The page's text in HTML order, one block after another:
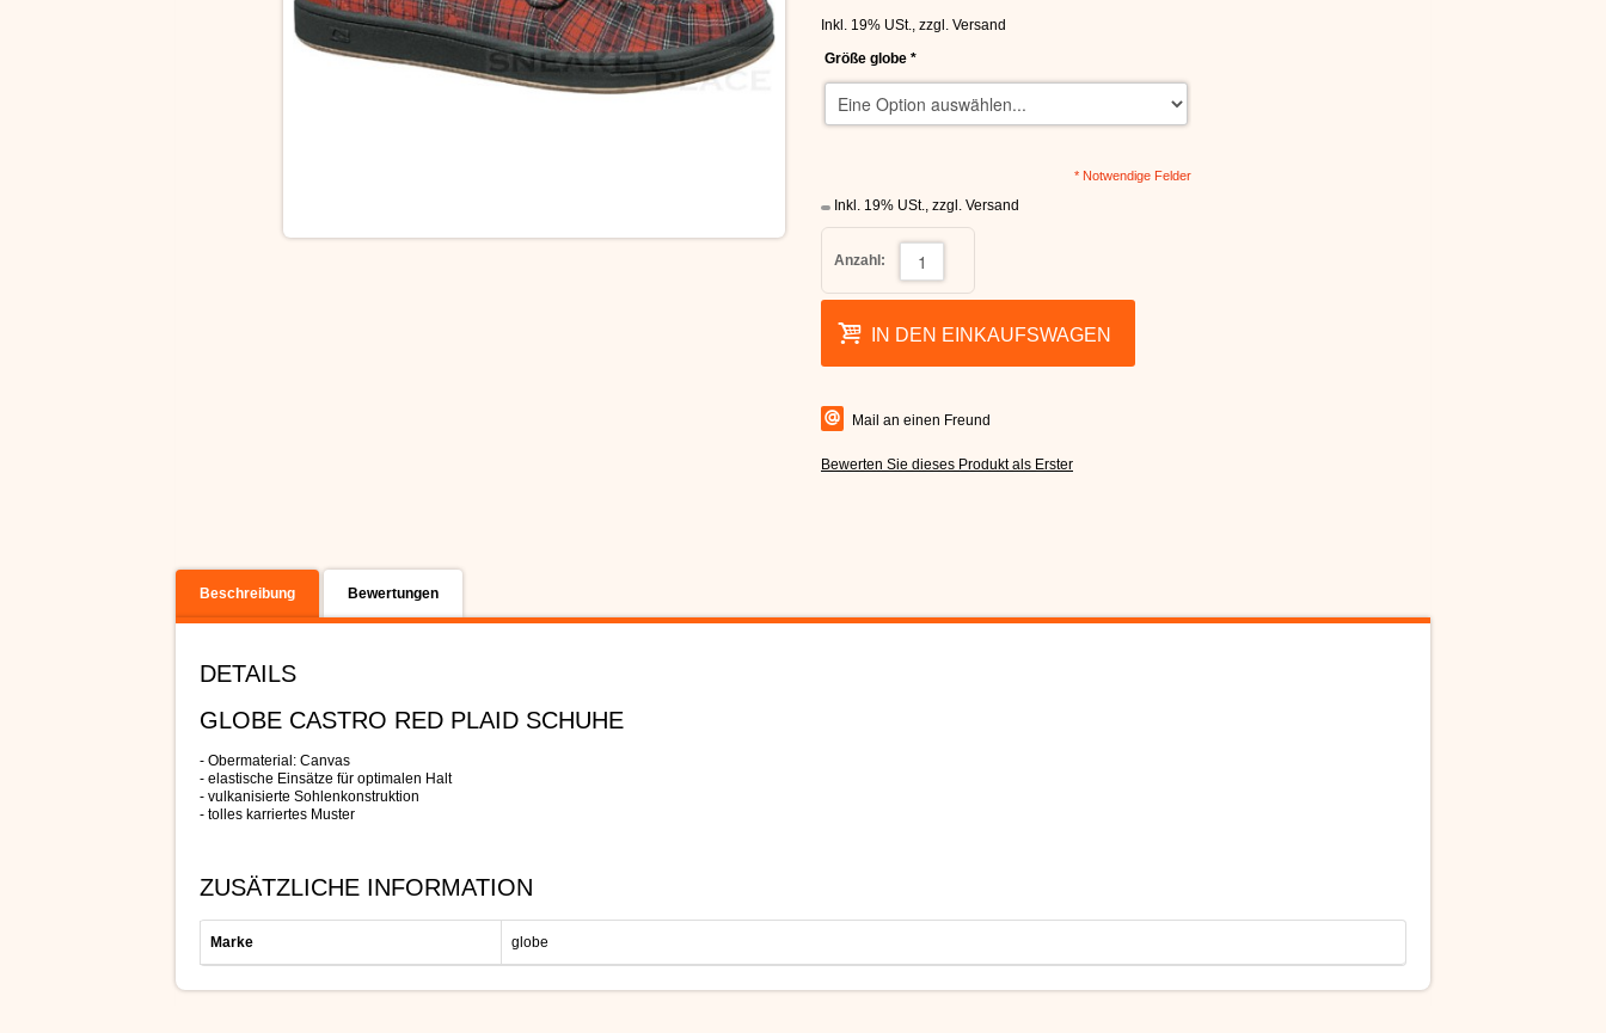
Inkl. 19% USt., zzgl. Versand
Größe globe *
* Notwendige Felder
Inkl. 19% USt., zzgl. Versand
Anzahl:
IN DEN EINKAUFSWAGEN
Mail an einen Freund
Bewerten Sie dieses Produkt als Erster
Beschreibung Bewertungen
DETAILS
GLOBE CASTRO RED PLAID SCHUHE
- Obermaterial: Canvas
- elastische Einsätze für optimalen Halt
- vulkanisierte Sohlenkonstruktion
- tolles karriertes Muster
ZUSÄTZLICHE INFORMATION
Marke globe